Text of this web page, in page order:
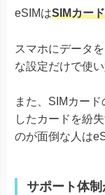
eSIMはSIMカー
スマホにデータ
な設定だけで使
また、SIMカー
したカードを紛
のが面倒な人は
サポート体